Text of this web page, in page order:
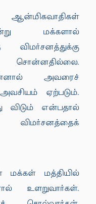
மக்களால்
சொன்னதில்லை.
அவரைச்
ஏற்படும்.
விடும் என்பதால்
மக்கள் மத்தியில்
உளறுவார்கள்.